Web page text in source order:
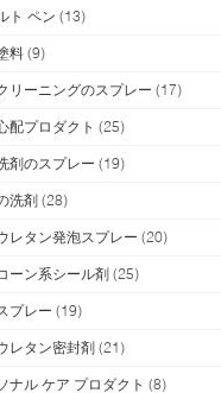
ト ペン (13)
料 (9)
リーニングのスプレー (17)
配プロダクト (25)
剤のスプレー (19)
洗剤 (28)
レタン発泡スプレー (20)
ーン系シール剤 (25)
プレー (19)
レタン密封剤 (21)
ナル ケア プロダクト (8)